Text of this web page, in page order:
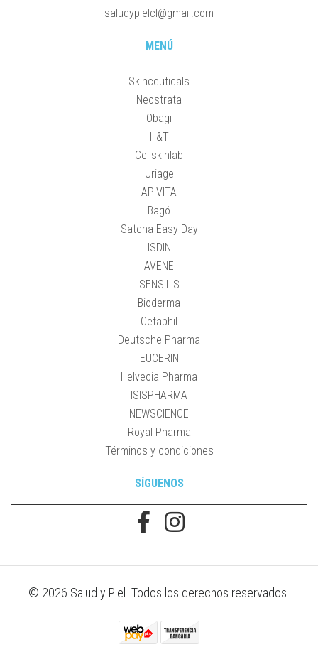
saludypielcl@gmail.com
MENÚ
Skinceuticals
Neostrata
Obagi
H&T
Cellskinlab
Uriage
APIVITA
Bagó
Satcha Easy Day
ISDIN
AVENE
SENSILIS
Bioderma
Cetaphil
Deutsche Pharma
EUCERIN
Helvecia Pharma
ISISPHARMA
NEWSCIENCE
Royal Pharma
Términos y condiciones
SÍGUENOS
© 2026 Salud y Piel. Todos los derechos reservados.